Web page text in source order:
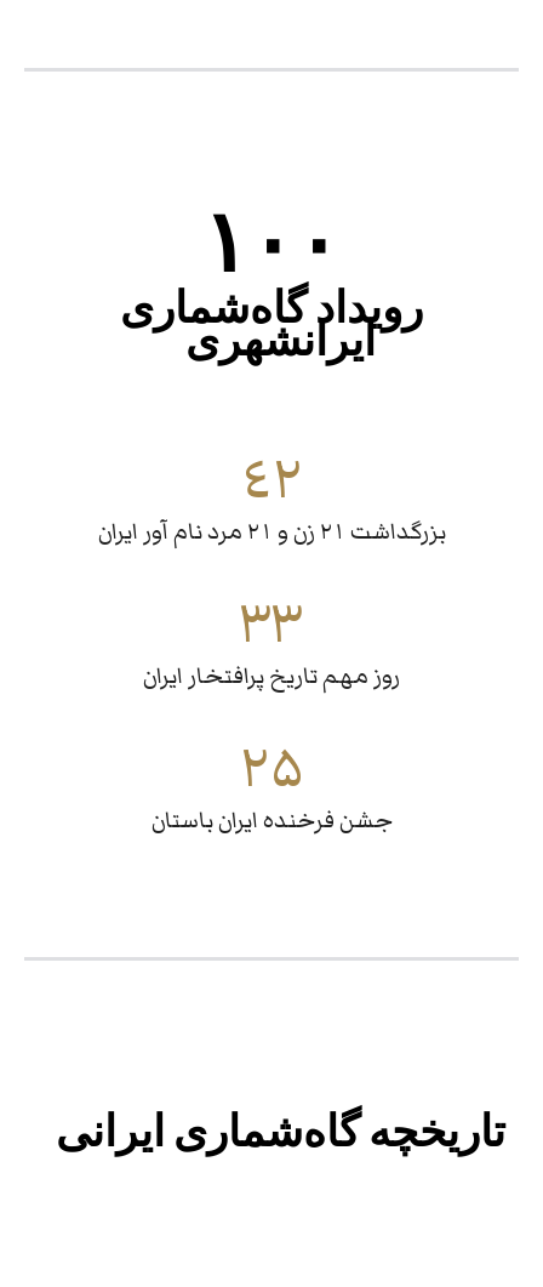
۱٠٠
رویداد گاه‌شماری
ایرانشهری
٤۲
بزرگداشت ۲۱ زن و ۲۱ مرد نام آور ایران
٣٣
روز مهم تاریخ پرافتخار ایران
٢۵
جشن فرخنده ایران باستان
تاریخچه گاه‌شماری ایرانی